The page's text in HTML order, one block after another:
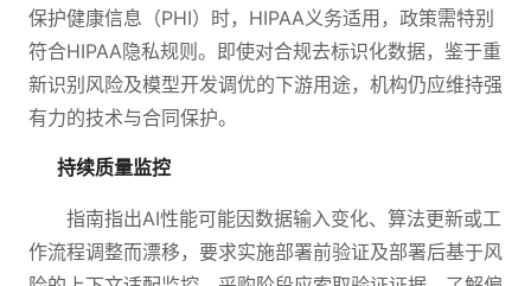
保护健康信息（PHI）时，HIPAA义务适用，政策需特别
符合HIPAA隐私规则。即使对合规去标识化数据，鉴于重
新识别风险及模型开发调优的下游用途，机构仍应维持强
有力的技术与合同保护。
持续质量监控
指南指出AI性能可能因数据输入变化、算法更新或工
作流程调整而漂移，要求实施部署前验证及部署后基于风